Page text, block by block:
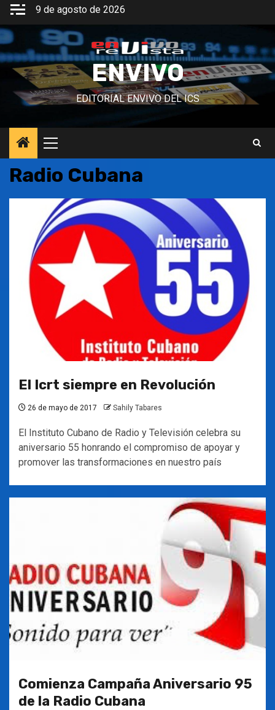
Saltar
contenido
9 de agosto de 2026
ENVIVO
EDITORIAL ENVIVO DEL ICS
Menú
principal
Radio Cubana
El Icrt siempre en Revolución
26 de mayo de 2017 Sahily Tabares
El Instituto Cubano de Radio y Televisión celebra su
aniversario 55 honrando el compromiso de apoyar y
promover las transformaciones en nuestro país
Comienza Campaña Aniversario 95
de la Radio Cubana